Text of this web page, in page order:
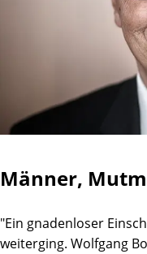
Männer,
"Ein gnadenloser
weiterging. Wolfgang